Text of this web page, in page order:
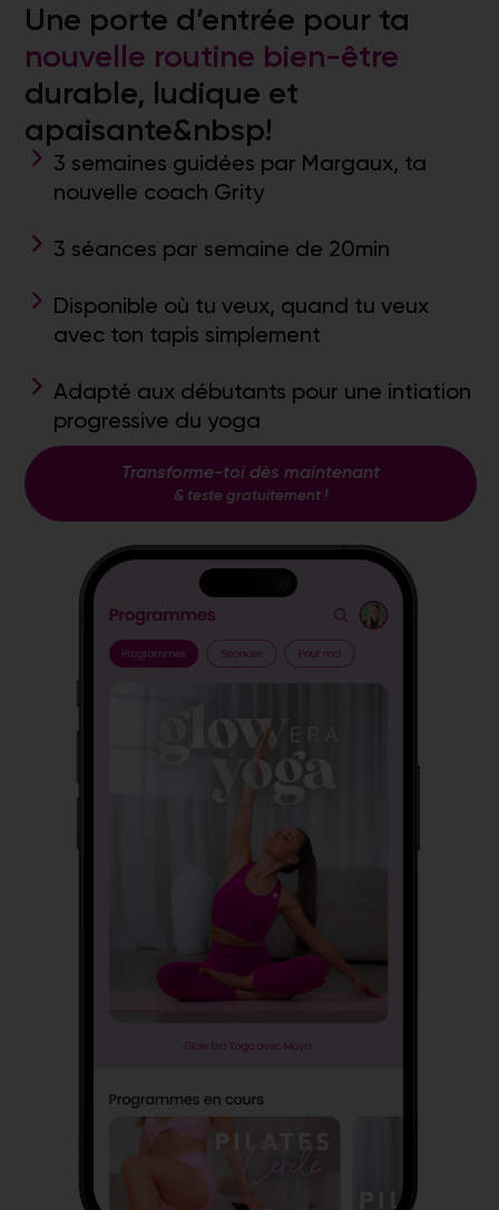
Une porte d’entrée pour ta
nouvelle routine bien-être
durable, ludique et
apaisante&nbsp!
3 semaines guidées par Margaux, ta
nouvelle coach Grity
3 séances par semaine de 20min
Disponible où tu veux, quand tu veux
avec ton tapis simplement
Adapté aux débutants pour une intiation
progressive du yoga
Transforme-toi dès maintenant
& teste gratuitement !